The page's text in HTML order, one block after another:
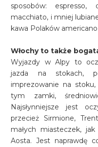
sposobów: espresso,
macchiato, i mniej
kawa Polaków
Włochy to także
Wyjazdy w Alpy to
jazda na stokach,
imprezowanie na
tym zamki,
Najsłynniejsze jest
przecież Sirmione,
małych miasteczek,
Aosta. Jest naprawdę